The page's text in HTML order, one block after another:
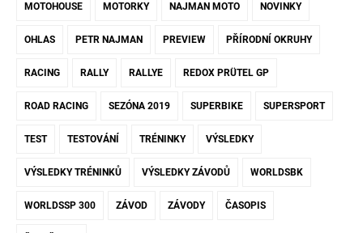
MOTOHOUSE MOTORKY NAJMAN MOTO NOVINKY
OHLAS PETR NAJMAN PREVIEW PŘÍRODNÍ OKRUHY
RACING RALLY RALLYE REDOX PRÜTEL GP
ROAD RACING SEZÓNA 2019 SUPERBIKE SUPERSPORT
TEST TESTOVÁNÍ TRÉNINKY VÝSLEDKY
VÝSLEDKY TRÉNINKŮ VÝSLEDKY ZÁVODŮ WORLDSBK
WORLDSSP 300 ZÁVOD ZÁVODY ČASOPIS